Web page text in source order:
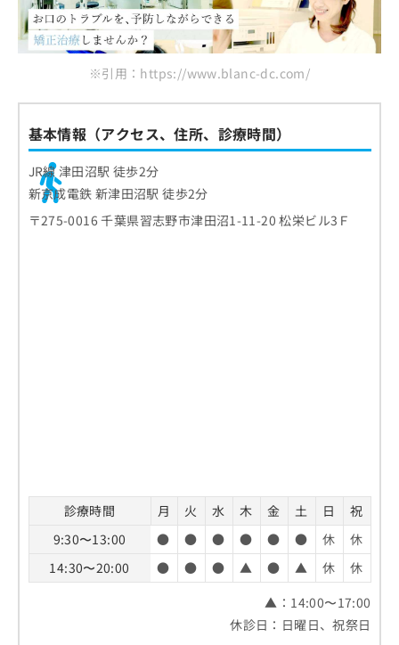
※引用：https://www.blanc-dc.com/
基本情報（アクセス、住所、診療時間）
JR線 津田沼駅 徒歩2分
新京成電鉄 新津田沼駅 徒歩2分
〒275-0016 千葉県習志野市津田沼1-11-20 松栄ビル3Ｆ
診療時間 月 火 水 木 金 土 日
祝
9:30〜13:00
● ● ● ● ● ● 休
休
14:30〜20:00
● ● ● ▲ ● ▲ 休
休
▲：14:00〜17:00
休診日：日曜日、祝祭日